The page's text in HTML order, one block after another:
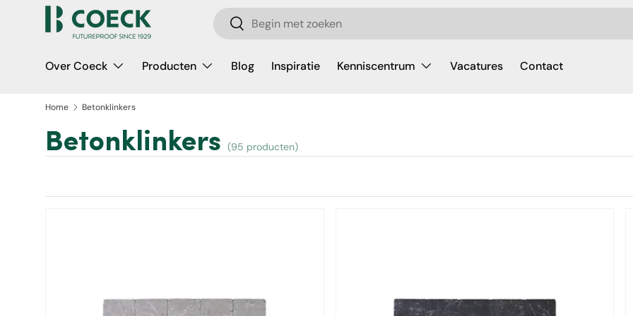
Ga naar inhoud Zoeken
Zoeken
Over Coeck Producten Blog Inspiratie Kenniscentrum Vacatures Contact
Home Betonklinkers
Betonklinkers (95 producten)